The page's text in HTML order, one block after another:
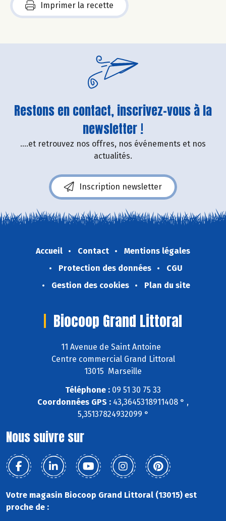
Imprimer la recette
Restons en contact, inscrivez-vous à la
newsletter !
....et retrouvez nos offres, nos événements et nos
actualités.
Inscription newsletter
Accueil Contact
Mentions légales
Protection des données
CGU
Gestion des cookies
Plan du site
Biocoop Grand Littoral
11 Avenue de Saint Antoine
Centre commercial Grand Littoral
13015 Marseille
Téléphone : 09 51 30 75 33
Coordonnées GPS : 43,3645318911408 ° ,
5,35137824932099 °
Nous suivre sur
Votre magasin Biocoop Grand Littoral (13015) est
proche de :